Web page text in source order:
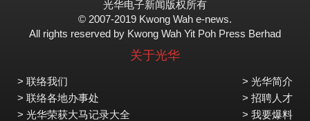
光华电子新闻版权所有
© 2007-2019 Kwong Wah e-news.
All rights reserved by Kwong Wah Yit Poh Press Berhad
关于光华
> 联络我们
> 联络各地办事处
> 光华荣获大马记录大全
> 光华简介
> 招聘人才
> 我要爆料